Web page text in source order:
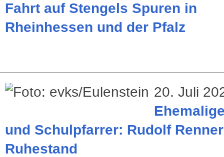
Fahrt auf Stengels Spuren in
Rheinhessen und der Pfalz
20. Juli
und Schulpfarrer: Rudolf
Ruhestand